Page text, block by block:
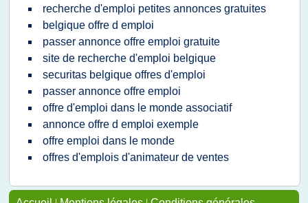
recherche d'emploi petites annonces gratuites
belgique offre d emploi
passer annonce offre emploi gratuite
site de recherche d'emploi belgique
securitas belgique offres d'emploi
passer annonce offre emploi
offre d'emploi dans le monde associatif
annonce offre d emploi exemple
offre emploi dans le monde
offres d'emplois d'animateur de ventes